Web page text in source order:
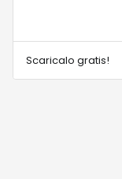
Scaricalo gratis!